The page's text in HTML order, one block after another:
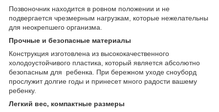
Позвоночник находится в ровном положении и не
подвергается чрезмерным нагрузкам, которые нежелательны
для неокрепшего организма.
Прочные и безопасные материалы
Конструкция изготовлена из высококачественного
холодоустойчивого пластика, который является абсолютно
безопасным для ребенка. При бережном уходе сноуборд
прослужит долгие годы и принесет много радости вашему
ребенку.
Легкий вес, компактные размеры